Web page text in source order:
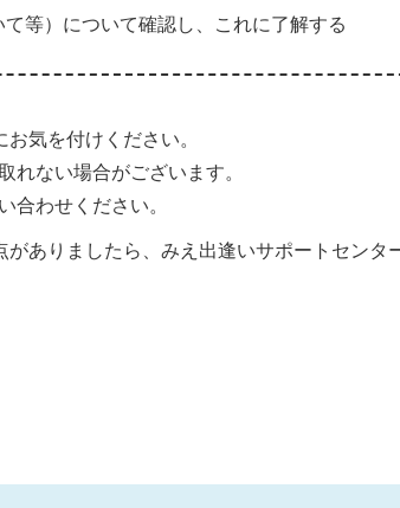
等）について確認し、これに了解する
気を付けください。
れない場合がございます。
合わせください。
ありましたら、みえ出逢いサポートセンタ